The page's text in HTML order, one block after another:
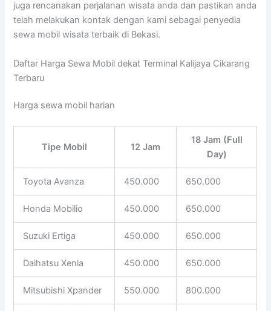
juga rencanakan perjalanan wisata anda dan pastikan anda
telah melakukan kontak dengan kami sebagai penyedia
sewa mobil wisata terbaik di Bekasi.
Daftar Harga Sewa Mobil dekat Terminal Kalijaya Cikarang
Terbaru
Harga sewa mobil harian
Tipe Mobil 12 Jam
18 Jam (Full
Day)
Toyota Avanza 450.000 650.000
Honda Mobilio 450.000 650.000
Suzuki Ertiga 450.000 650.000
Daihatsu Xenia 450.000 650.000
Mitsubishi Xpander 550.000 800.000